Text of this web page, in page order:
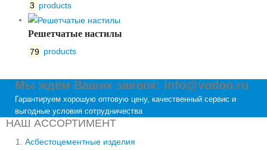
3 products
Решетчатые настилы
79 products
Мы ждём Ваших заявок: info@vodoo.ru
Гарантируем хорошую оптовую цену, качественный сервис и
выгодные условия сотрудничества
НАШ АССОРТИМЕНТ
Асбестоцементные изделия